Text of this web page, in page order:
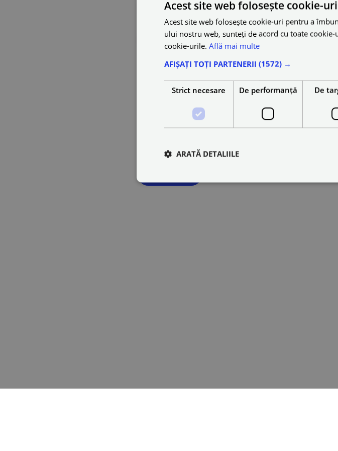
I agree with Terms & Conditions
I agree with
Acest site web folosește cookie-uri
Acest site web folosește cookie-uri pentru a
ului nostru web, sunteți de acord cu toate
cookie-urile. Află mai multe
AFIȘAȚI TOȚI PARTENERII (1572) →
Strict necesare De performanță De
ARATĂ DETALIILE